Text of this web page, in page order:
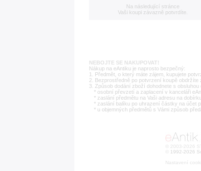
Na následující stránce
Vaši koupi závazně potvrdíte.
NEBOJTE SE NAKUPOVAT!
Nákup na eAntiku je naprosto bezpečný:
1. Předmět, o který máte zájem, kupujete
2. Bezprostředně po potvrzení koupě
3. Způsob dodání zboží dohodnete s
* osobní převzetí a zaplacení v kanceláři
* zaslání předmětu na Vaši adresu na dobírku
* zaslání balíku po uhrazení částky na účet
* u objemných předmětů s Vámi způsob
© 2003-2026
1992-2026
Nastavení